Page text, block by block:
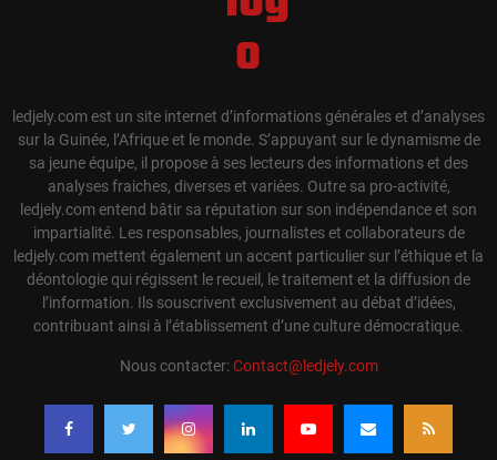
ledjely.com est un site internet d’informations générales et d’analyses
sur la Guinée, l’Afrique et le monde. S’appuyant sur le dynamisme de
sa jeune équipe, il propose à ses lecteurs des informations et des
analyses fraiches, diverses et variées. Outre sa pro-activité,
ledjely.com entend bâtir sa réputation sur son indépendance et son
impartialité. Les responsables, journalistes et collaborateurs de
ledjely.com mettent également un accent particulier sur l’éthique et la
déontologie qui régissent le recueil, le traitement et la diffusion de
l’information. Ils souscrivent exclusivement au débat d’idées,
contribuant ainsi à l’établissement d’une culture démocratique.
Nous contacter:Contact@ledjely.com